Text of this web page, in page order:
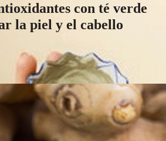
con té verde
la piel y el cabello